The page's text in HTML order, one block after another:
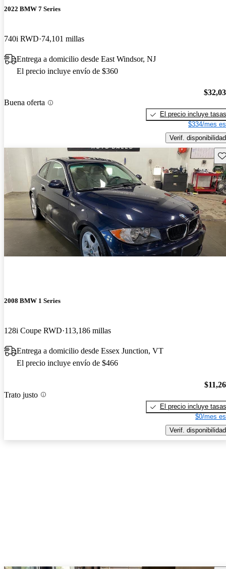
2022 BMW 7 Series
740i RWD 74,101 millas
Entrega a domicilio desde East Windsor, NJ
El precio incluye envío de $360
Buena oferta
El precio incluye tasas
$334/mes
Verif. disponibilidad
2008 BMW 1 Series
128i Coupe RWD 113,186 millas
Entrega a domicilio desde Essex Junction, VT
El precio incluye envío de $466
Trato justo
El precio incluye tasas
$0/mes
Verif. disponibilidad